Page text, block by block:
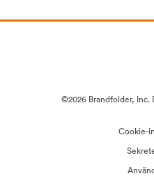
©2026 Brandfolder, Inc.
Cookie-